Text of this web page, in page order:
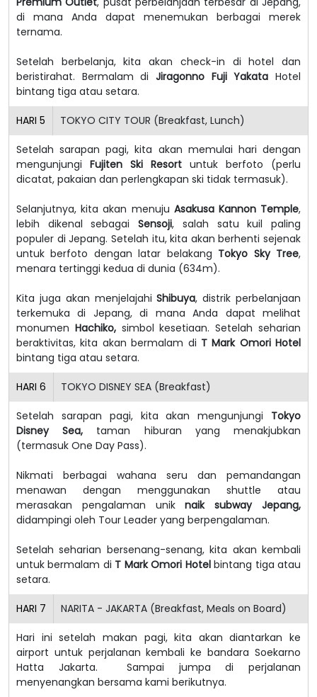
di mana Anda dapat menemukan berbagai merek
ternama.
Setelah berbelanja, kita akan check-in di hotel dan
beristirahat. Bermalam di Jiragonno Fuji Yakata Hotel
bintang tiga atau setara.
HARI 5 TOKYO CITY TOUR (Breakfast, Lunch)
Setelah sarapan pagi, kita akan memulai hari dengan
mengunjungi Fujiten Ski Resort untuk berfoto (perlu
dicatat, pakaian dan perlengkapan ski tidak termasuk).
Selanjutnya, kita akan menuju Asakusa Kannon Temple,
lebih dikenal sebagaiSensoji, salah satu kuil paling
populer di Jepang. Setelah itu, kita akan berhenti sejenak
untuk berfoto dengan latar belakang Tokyo Sky Tree,
menara tertinggi kedua di dunia (634m).
Kita juga akan menjelajahiShibuya, distrik perbelanjaan
terkemuka di Jepang, di mana Anda dapat melihat
monumen Hachiko,simbol kesetiaan. Setelah seharian
beraktivitas, kita akan bermalam di T Mark Omori Hotel
bintang tiga atau setara.
HARI 6 TOKYO DISNEY SEA (Breakfast)
Setelah sarapan pagi, kita akan mengunjungi Tokyo
Disney Sea, taman hiburan yang menakjubkan
(termasuk One Day Pass).
Nikmati berbagai wahana seru dan pemandangan
menawan dengan menggunakan shuttle atau
merasakan pengalaman uniknaik subway Jepang,
didampingi oleh Tour Leader yang berpengalaman.
Setelah seharian bersenang-senang, kita akan kembali
untuk bermalam di T Mark Omori Hotelbintang tiga atau
setara.
HARI 7 NARITA - JAKARTA (Breakfast, Meals on Board)
Hari ini setelah makan pagi, kita akan diantarkan ke
airport untuk perjalanan kembali ke bandara Soekarno
Hatta Jakarta. Sampai jumpa di perjalanan
menyenangkan bersama kami berikutnya.